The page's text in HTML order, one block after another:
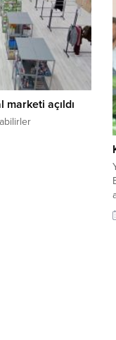
marketi açıldı